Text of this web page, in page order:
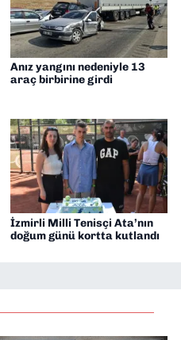
Anız yangını nedeniyle 13
araç birbirine girdi
İzmirli Milli Tenisçi Ata’nın
doğum günü kortta kutlandı